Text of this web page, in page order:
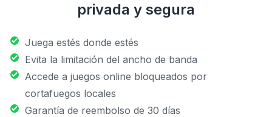
privada y segura
Juega estés donde estés
Evita la limitación del ancho de banda
Accede a juegos online bloqueados por
cortafuegos locales
Garantía de reembolso de 30 días